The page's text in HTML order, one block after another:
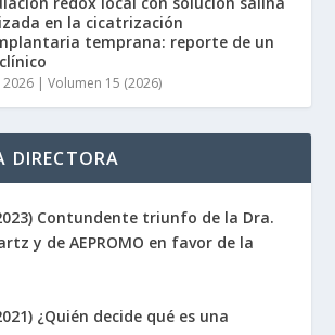
en la cicatrización
temprana: reporte de un
2026 |Volumen 15 (2026)
DIRECTORA
Contundente triunfo de la Dra.
y de AEPROMO en favor de la
¿Quién decide qué es una